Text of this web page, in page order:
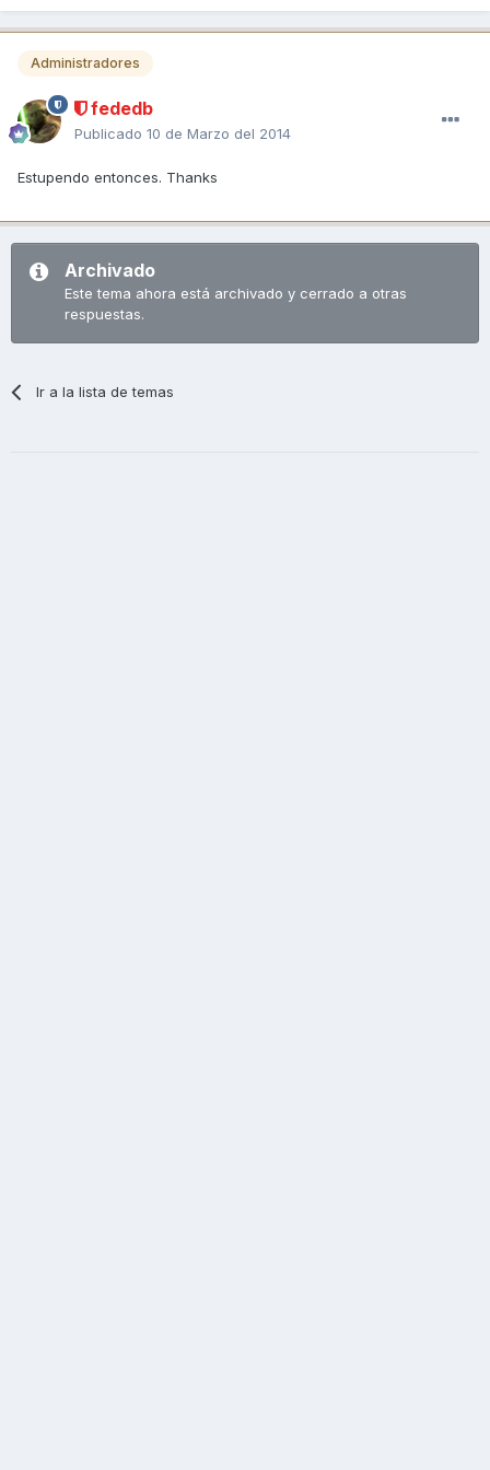
Administradores
fededb
Publicado 10 de Marzo del 2014
Estupendo entonces. Thanks
Archivado
Este tema ahora está archivado y cerrado a otras
respuestas.
Ir a la lista de temas